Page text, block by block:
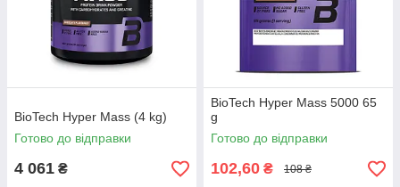
BioTech Hyper Mass (4 kg)
Готово до відправки
4 061 ₴
BioTech Hyper Mass 5000 65
g
Готово до відправки
102,60 ₴ 108 ₴